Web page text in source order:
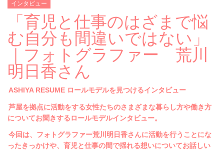
インタビュー
「育児と仕事のはざまで悩
む自分も間違いではない」
｜フォトグラファー 荒川
明日香さん
ASHIYA RESUME ロールモデルを見つけるインタビュー
芦屋を拠点に活動をする女性たちのさまざまな暮らし方や働き方
についてお聞きするロールモデルインタビュー。
今回は、フォトグラファー荒川明日香さんに活動を行うことにな
ったきっかけや、育児と仕事の間で揺れる想いについてお話しい